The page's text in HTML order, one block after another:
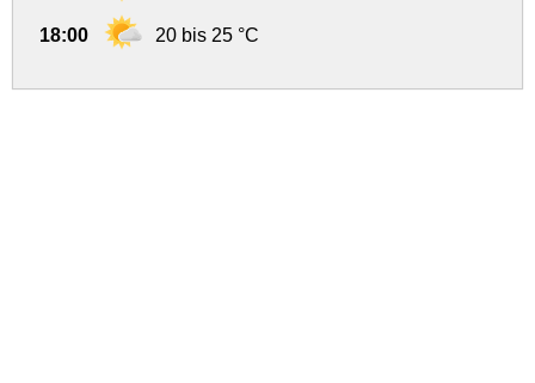
18:00 20 bis 25 °C